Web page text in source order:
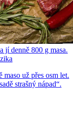
jí denně 800 g masa.
maso už přes osm let.
strašný nápad“.